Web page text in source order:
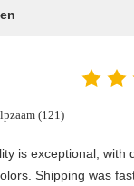
(121)
is exceptional, with
Shipping was